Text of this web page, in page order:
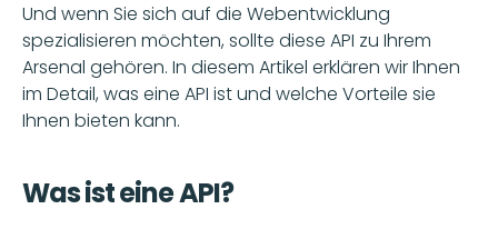
Und wenn Sie sich auf die Webentwicklung
spezialisieren möchten, sollte diese API zu Ihrem
Arsenal gehören. In diesem Artikel erklären wir Ihnen
im Detail, was eine API ist und welche Vorteile sie
Ihnen bieten kann.
Was ist eine API?